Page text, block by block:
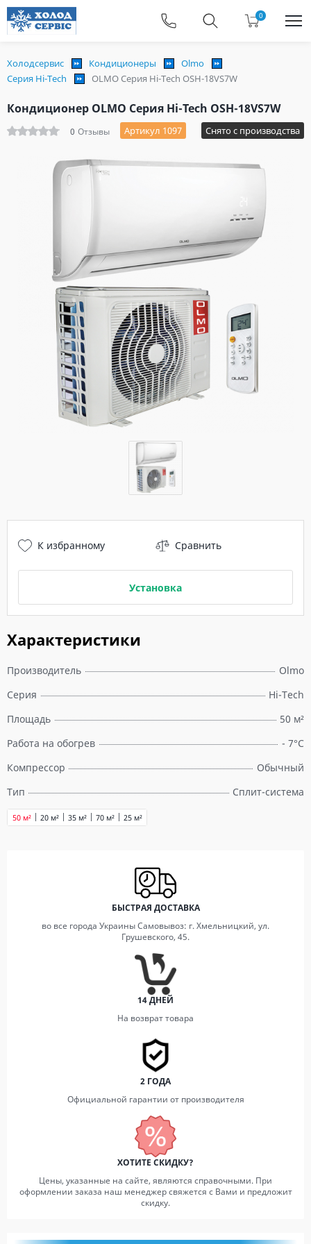
0
Холодсервис Кондиционеры
Olmo
Серия Hi-Tech
OLMO Серия Hi-Tech OSH-18VS7W
Кондиционер OLMO Серия Hi-Tech OSH-18VS7W
0 Отзывы Артикул 1097 Снято с производства
Характеристики
Производитель
Olmo
Серия
Hi-Tech
Площадь
50 м²
Работа на обогрев
- 7°C
Компрессор
Обычный
Тип
Сплит-система
20 м² 35 м²
50 м² 70 м² 25 м²
К избранному Сравнить
Установка
БЫСТРАЯ ДОСТАВКА
во все города Украины Самовывоз: г. Хмельницкий, ул.
Грушевского, 45.
14 ДНЕЙ
На возврат товара
2 ГОДА
Официальной гарантии от производителя
ХОТИТЕ СКИДКУ?
Цены, указанные на сайте, являются справочными. При
оформлении заказа наш менеджер свяжется с Вами и предложит
скидку.